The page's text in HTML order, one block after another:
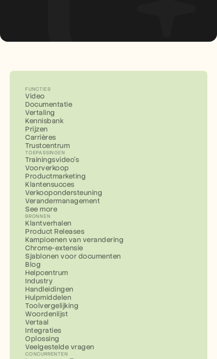
FUNCTIES
Video
Documentatie
Vertaling
Kennisbank
Prijzen
Carrières
Trustcentrum
TOEPASSINGEN
Trainingsvideo's
Voorverkoop
Productmarketing
Klantensucces
Verkoopondersteuning
Verandermanagement
See more
BRONNEN
Klantverhalen
Product Releases
Kampioenen van verandering
Chrome-extensie
Sjablonen voor documenten
Blog
Helpcentrum
Industry
Handleidingen
Hulpmiddelen
Toolvergelijking
Woordenlijst
Vertaal
Integraties
Oplossing
Veelgestelde vragen
CONCURRENTEN